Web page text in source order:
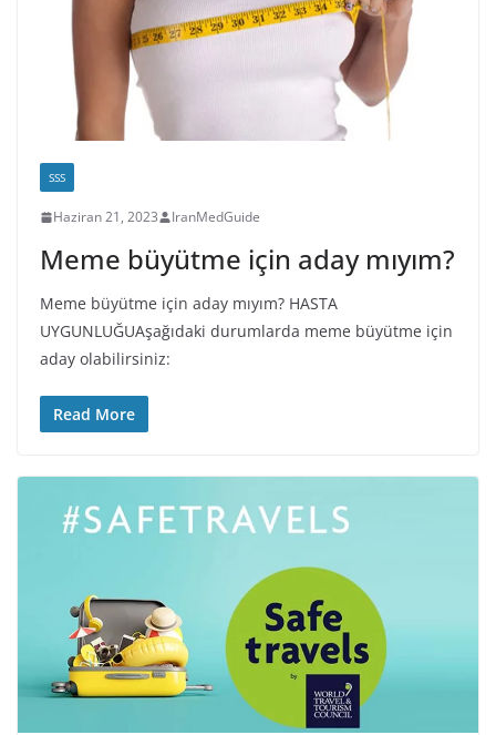
SSS
Haziran 21, 2023 IranMedGuide
Meme büyütme için aday mıyım?
Meme büyütme için aday mıyım? HASTA
UYGUNLUĞUAşağıdaki durumlarda meme büyütme için
aday olabilirsiniz:
Read More